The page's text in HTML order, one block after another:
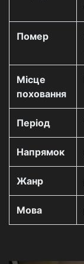
Помер
Місце
поховання
Період
Напрямок
Жанр
Мова